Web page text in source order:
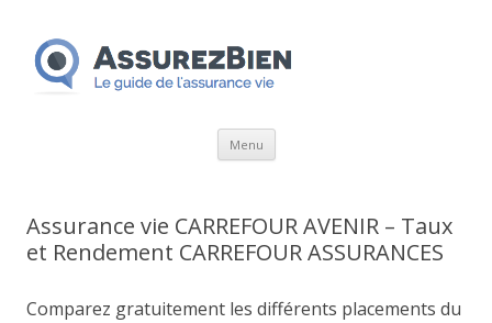
Menu Aller
Assurance vie CARREFOUR AVENIR – Taux
et Rendement CARREFOUR ASSURANCES
Comparez gratuitement les différents placements du